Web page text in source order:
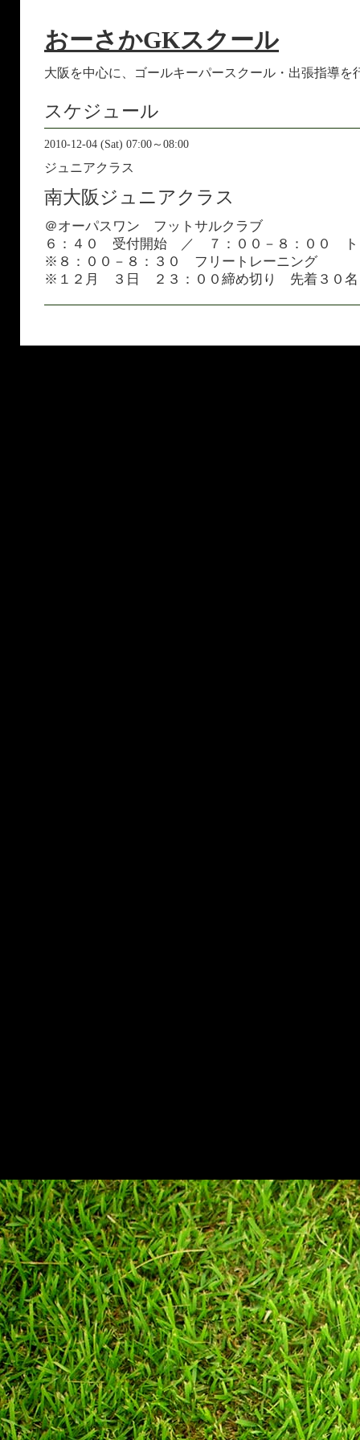
おーさかGKスクール
大阪を中心に、ゴールキーパースクール・出張指導を
スケジュール
2010-12-04 (Sat) 07:00～08:00
ジュニアクラス
南大阪ジュニアクラス
＠オーパスワン フットサルクラブ
６：４０ 受付開始 ／ ７：００－８：００ ト
※８：００－８：３０ フリートレーニング
※１２月 ３日 ２３：００締め切り 先着３０